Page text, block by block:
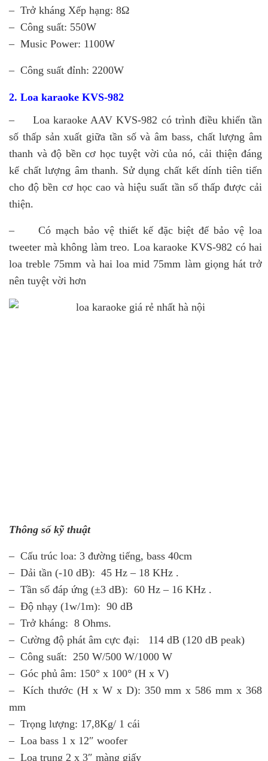
– Trở kháng Xếp hạng: 8Ω
– Công suất: 550W
– Music Power: 1100W
– Công suất đỉnh: 2200W
2. Loa karaoke KVS-982
– Loa karaoke AAV KVS-982 có trình điều khiển tần
số thấp sản xuất giữa tần số và âm bass, chất lượng âm
thanh và độ bền cơ học tuyệt vời của nó, cải thiện đáng
kể chất lượng âm thanh. Sử dụng chất kết dính tiên tiến
cho độ bền cơ học cao và hiệu suất tần số thấp được cải
thiện.
– Có mạch bảo vệ thiết kế đặc biệt để bảo vệ loa
tweeter mà không làm treo. Loa karaoke KVS-982 có hai
loa treble 75mm và hai loa mid 75mm làm giọng hát trở
nên tuyệt vời hơn
Thông số kỹ thuật
– Cấu trúc loa: 3 đường tiếng, bass 40cm
– Dải tần (-10 dB): 45 Hz – 18 KHz .
– Tần số đáp ứng (±3 dB): 60 Hz – 16 KHz .
– Độ nhạy (1w/1m): 90 dB
– Trở kháng: 8 Ohms.
– Cường độ phát âm cực đại: 114 dB (120 dB peak)
– Công suất: 250 W/500 W/1000 W
– Góc phủ âm: 150° x 100° (H x V)
– Kích thước (H x W x D): 350 mm x 586 mm x 368
mm
– Trọng lượng: 17,8Kg/ 1 cái
– Loa bass 1 x 12″ woofer
– Loa trung 2 x 3″ màng giấy